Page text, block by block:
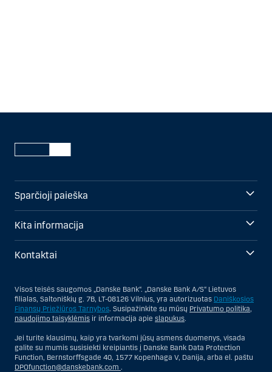
Sparčioji paieška
Kita informacija
Kontaktai
Visos teisės saugomos „Danske Bank“. „Danske Bank A/S“ Lietuvos
filialas, Saltoniškių g. 7B, LT-08126 Vilnius, yra autorizuotas Daniškosios
Finansų Priežiūros Tarnybos. Susipažinkite su mūsų Privatumo politika,
naudojimo taisyklėmis ir informacija apie slapukus.
Jei turite klausimų, kaip yra tvarkomi jūsų asmens duomenys, visada
galite su mumis susisiekti kreipiantis į Danske Bank Data Protection
Function, Bernstorffsgade 40, 1577 Kopenhaga V, Danija, arba el. paštu
DPOfunction@danskebank.com .